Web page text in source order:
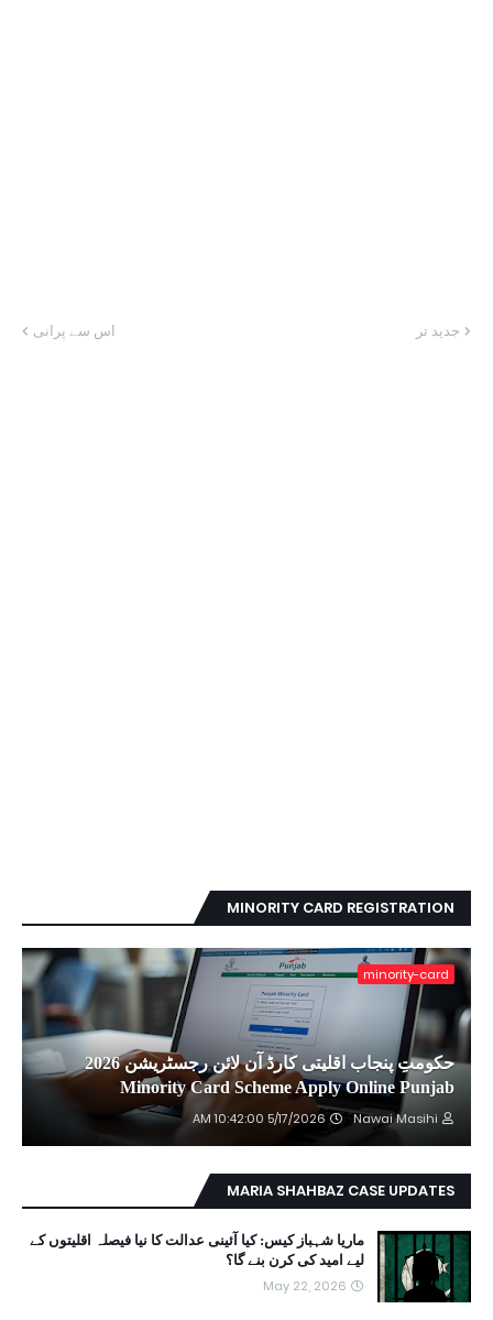
جدید تر اس سے پرانی
MINORITY CARD REGISTRATION
minority-card
حکومتِ پنجاب اقلیتی کارڈ آن لائن رجسٹریشن 2026
Minority Card Scheme Apply Online Punjab
Nawai Masihi
5/17/2026 10:42:00 AM
MARIA SHAHBAZ CASE UPDATES
ماریا شہباز کیس: کیا آئینی عدالت کا نیا فیصلہ اقلیتوں کے
لیے امید کی کرن بنے گا؟
May 22, 2026